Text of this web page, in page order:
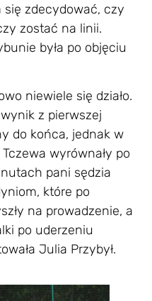
się zdecydować, czy
zostać na linii.
była po objęciu
niewiele się działo.
wynik z pierwszej
do końca, jednak w
wyrównały po
pani sędzia
które po
na prowadzenie, a
po uderzeniu
Julia Przybył.